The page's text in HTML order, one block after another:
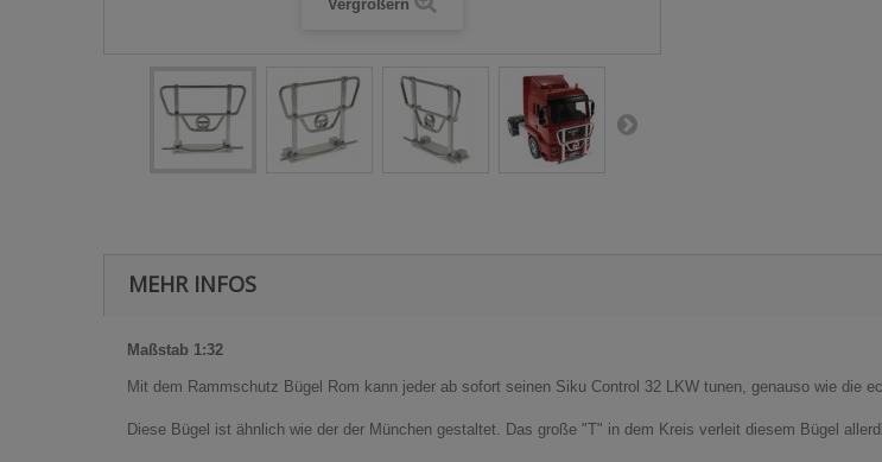
Vergrößern
MEHR INFOS
Maßstab 1:32
Mit dem Rammschutz Bügel Rom kann jeder ab sofort seinen Siku Control 32 LKW tunen, genauso wie die
Diese Bügel ist ähnlich wie der der München gestaltet. Das große "T" in dem Kreis verleit diesem Bügel